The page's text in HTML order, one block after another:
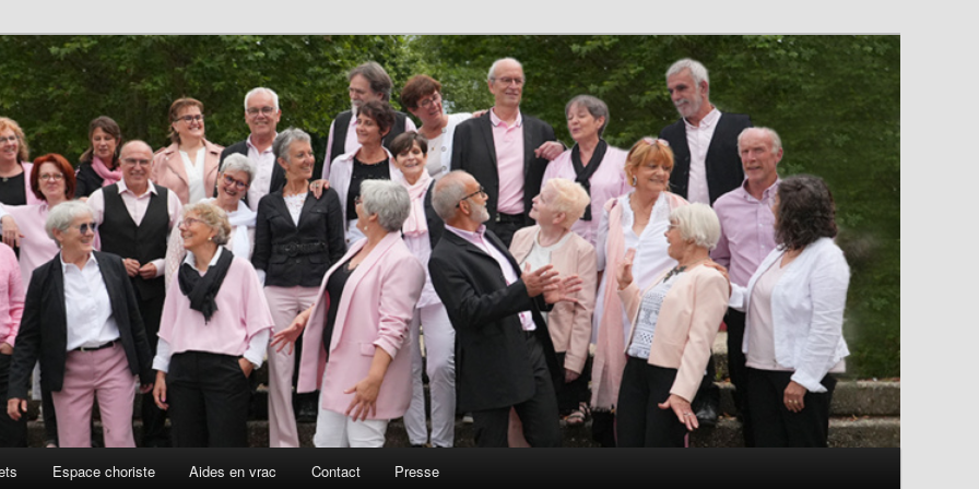
Espace choriste Aides en vrac Contact Presse